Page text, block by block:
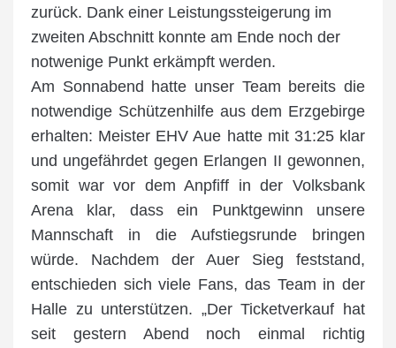
zurück. Dank einer Leistungssteigerung im
zweiten Abschnitt konnte am Ende noch der
notwenige Punkt erkämpft werden.
Am Sonnabend hatte unser Team bereits die
notwendige Schützenhilfe aus dem Erzgebirge
erhalten: Meister EHV Aue hatte mit 31:25 klar
und ungefährdet gegen Erlangen II gewonnen,
somit war vor dem Anpfiff in der Volksbank
Arena klar, dass ein Punktgewinn unsere
Mannschaft in die Aufstiegsrunde bringen
würde. Nachdem der Auer Sieg feststand,
entschieden sich viele Fans, das Team in der
Halle zu unterstützen. „Der Ticketverkauf hat
seit gestern Abend noch einmal richtig